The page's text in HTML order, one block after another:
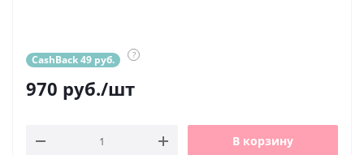
CashBack 49 руб. ?
970 руб./шт
В корзину